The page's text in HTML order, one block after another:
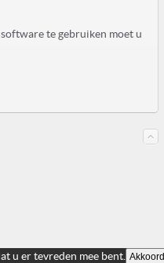
te gebruiken moet u
u er tevreden mee bent. Akkoord